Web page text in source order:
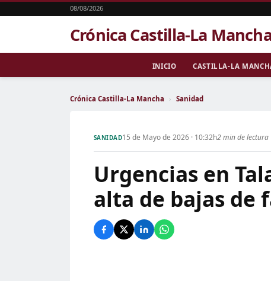
08/08/2026
Crónica Castilla-La
INICIO CASTILLA-LA
Crónica Castilla-La Mancha › Sanidad
SANIDAD15 de Mayo de 2026 · 10:32h2 min de lectura
Urgencias en
alta de bajas de